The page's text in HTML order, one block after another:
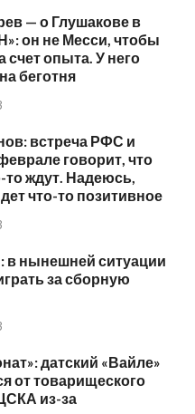
— о Глушакове в
он не Месси, чтобы
счет опыта. У него
беготня
встреча РФС и
говорит, что
то ждут. Надеюсь,
что-то позитивное
в нынешней ситуации
за сборную
датский «Вайле»
от товарищеского
из-за